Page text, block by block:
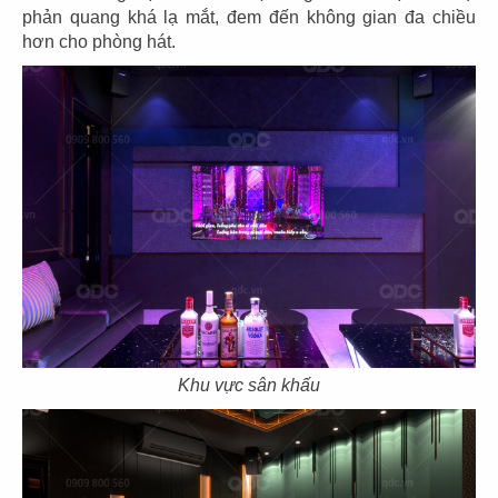
phản quang khá lạ mắt, đem đến không gian đa chiều
hơn cho phòng hát.
Khu vực sân khấu
SAN FU LOU
CN Hikari - Bình Dương
22
SAN FU LOU
CN Vincom Đồng Khởi
23
HOÀNG TÂM
CN Vinhomes - Q. Bình Thạnh
24
HOÀNG TÂM
CN Nguyễn Cảnh Chân - Q.1